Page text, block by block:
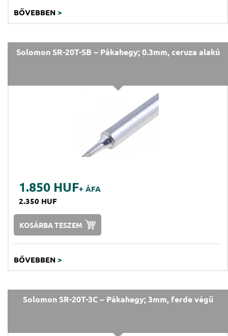
BŐVEBBEN >
Solomon SR-20T-SB ~ Pákahegy; 0.3mm, ceruza alakú
1.850 HUF+ ÁFA
2.350 HUF
KOSÁRBA TESZEM
BŐVEBBEN >
Solomon SR-20T-3C ~ Pákahegy; 3mm, ferde végű